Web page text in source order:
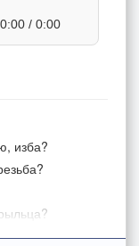
0:00 / 0:00
изба?